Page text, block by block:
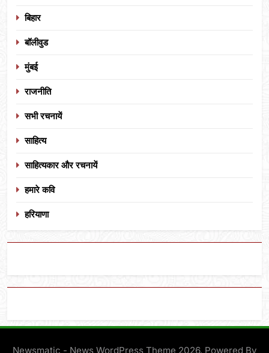
बिहार
बॉलीवुड
मुंबई
राजनीति
सभी रचनायें
साहित्य
साहित्यकार और रचनायें
हमारे कवि
हरियाणा
Newsmatic - News WordPress Theme 2026. Powered By